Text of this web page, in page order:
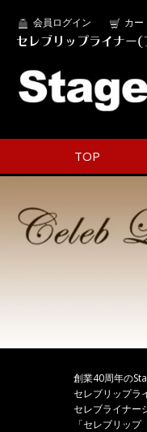
会員ログイン カー
セレブリップライナー
TOP
創業40周年の
セレブリップラ
セレブライナー
「セレブリッ